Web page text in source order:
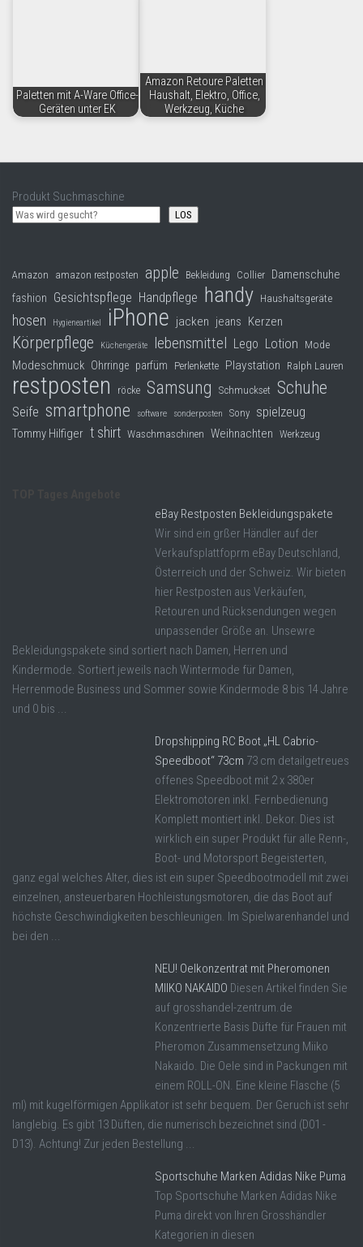
Paletten mit A-Ware Office-
Geräten unter EK
Amazon Retoure Paletten
Haushalt, Elektro, Office,
Werkzeug, Küche
Produkt Suchmaschine
LOS
Amazon amazon restposten apple Bekleidung Collier Damenschuhe
fashion Gesichtspflege Handpflege handy Haushaltsgeräte
hosen Hygieneartikel iPhone jacken jeans Kerzen
Körperpflege Küchengeräte lebensmittel Lego Lotion Mode
Modeschmuck Ohrringe parfüm Perlenkette Playstation Ralph Lauren
restposten röcke Samsung Schmuckset Schuhe
Seife smartphone software sonderposten Sony spielzeug
Tommy Hilfiger t shirt Waschmaschinen Weihnachten Werkzeug
eBay Restposten Bekleidungspakete
Wir sind ein grßer Händler auf der
Verkaufsplattfoprm eBay Deutschland,
Österreich und der Schweiz. Wir bieten
hier Restposten aus Verkäufen,
Retouren und Rücksendungen wegen
unpassender Größe an. Unsewre
Bekleidungspakete sind sortiert nach Damen, Herren und
Kindermode. Sortiert jeweils nach Wintermode für Damen,
Herrenmode Business und Sommer sowie Kindermode 8 bis 14 Jahre
und 0 bis ...
Dropshipping RC Boot „HL Cabrio-
Speedboot“ 73cm 73 cm detailgetreues
offenes Speedboot mit 2 x 380er
Elektromotoren inkl. Fernbedienung
Komplett montiert inkl. Dekor. Dies ist
wirklich ein super Produkt für alle Renn-,
Boot- und Motorsport Begeisterten,
ganz egal welches Alter, dies ist ein super Speedbootmodell mit zwei
einzelnen, ansteuerbaren Hochleistungsmotoren, die das Boot auf
höchste Geschwindigkeiten beschleunigen. Im Spielwarenhandel und
bei den ...
NEU! Oelkonzentrat mit Pheromonen
MIIKO NAKAIDO Diesen Artikel finden Sie
auf grosshandel-zentrum.de
Konzentrierte Basis Düfte für Frauen mit
Pheromon Zusammensetzung Miiko
Nakaido. Die Oele sind in Packungen mit
einem ROLL-ON. Eine kleine Flasche (5
ml) mit kugelförmigen Applikator ist sehr bequem. Der Geruch ist sehr
langlebig. Es gibt 13 Düften, die numerisch bezeichnet sind (D01 -
D13). Achtung! Zur jeden Bestellung ...
Sportschuhe Marken Adidas Nike Puma
Top Sportschuhe Marken Adidas Nike
Puma direkt von Ihren Grosshändler
Kategorien in diesen